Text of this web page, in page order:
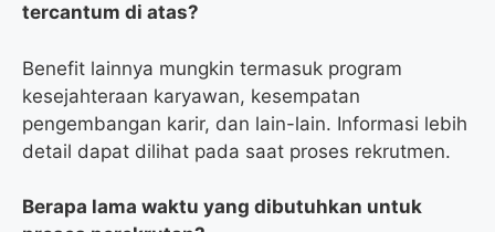
tercantum di atas?
Benefit lainnya mungkin termasuk program
kesejahteraan karyawan, kesempatan
pengembangan karir, dan lain-lain. Informasi lebih
detail dapat dilihat pada saat proses rekrutmen.
Berapa lama waktu yang dibutuhkan untuk